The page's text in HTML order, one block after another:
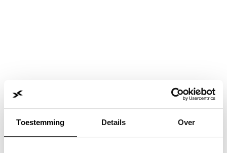
Toestemming Details Over